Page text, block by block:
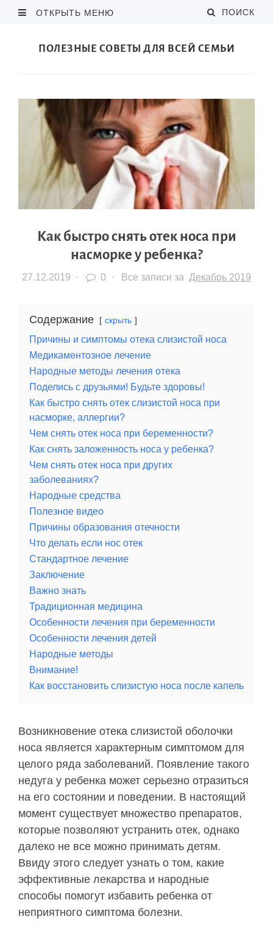
ОТКРЫТЬ МЕНЮ ПОИСК
ПОЛЕЗНЫЕ СОВЕТЫ ДЛЯ ВСЕЙ СЕМЬИ
Как быстро снять отек носа при
насморке у ребенка?
27.12.2019 · 0 · Все записи за Декабрь 2019
Содержание скрыть
Причины и симптомы отека слизистой носа
Медикаментозное лечение
Народные методы лечения отека
Поделись с друзьями! Будьте здоровы!
Как быстро снять отек слизистой носа при
насморке, аллергии?
Чем снять отек носа при беременности?
Как снять заложенность носа у ребенка?
Чем снять отек носа при других
заболеваниях?
Народные средства
Полезное видео
Причины образования отечности
Что делать если нос отек
Стандартное лечение
Заключение
Важно знать
Традиционная медицина
Особенности лечения при беременности
Особенности лечения детей
Народные методы
Внимание!
Как восстановить слизистую носа после капель
Возникновение отека слизистой оболочки
носа является характерным симптомом для
целого ряда заболеваний. Появление такого
недуга у ребенка может серьезно отразиться
на его состоянии и поведении. В настоящий
момент существует множество препаратов,
которые позволяют устранить отек, однако
далеко не все можно принимать детям.
Ввиду этого следует узнать о том, какие
эффективные лекарства и народные
способы помогут избавить ребенка от
неприятного симптома болезни.